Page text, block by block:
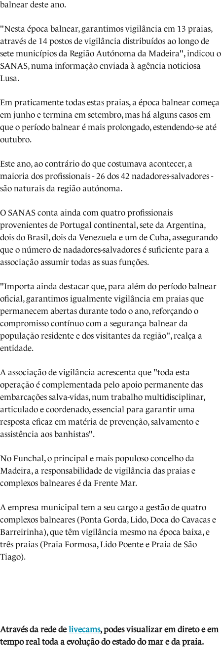
balnear deste ano.
"Nesta época balnear, garantimos vigilância em 13 praias,
através de 14 postos de vigilância distribuídos ao longo de
sete municípios da Região Autónoma da Madeira", indicou o
SANAS, numa informação enviada à agência noticiosa
Lusa.
Em praticamente todas estas praias, a época balnear começa
em junho e termina em setembro, mas há alguns casos em
que o período balnear é mais prolongado, estendendo-se até
outubro.
Este ano, ao contrário do que costumava acontecer, a
maioria dos profissionais - 26 dos 42 nadadores-salvadores -
são naturais da região autónoma.
O SANAS conta ainda com quatro profissionais
provenientes de Portugal continental, sete da Argentina,
dois do Brasil, dois da Venezuela e um de Cuba, assegurando
que o número de nadadores-salvadores é suficiente para a
associação assumir todas as suas funções.
"Importa ainda destacar que, para além do período balnear
oficial, garantimos igualmente vigilância em praias que
permanecem abertas durante todo o ano, reforçando o
compromisso contínuo com a segurança balnear da
população residente e dos visitantes da região", realça a
entidade.
A associação de vigilância acrescenta que "toda esta
operação é complementada pelo apoio permanente das
embarcações salva-vidas, num trabalho multidisciplinar,
articulado e coordenado, essencial para garantir uma
resposta eficaz em matéria de prevenção, salvamento e
assistência aos banhistas".
No Funchal, o principal e mais populoso concelho da
Madeira, a responsabilidade de vigilância das praias e
complexos balneares é da Frente Mar.
A empresa municipal tem a seu cargo a gestão de quatro
complexos balneares (Ponta Gorda, Lido, Doca do Cavacas e
Barreirinha), que têm vigilância mesmo na época baixa, e
três praias (Praia Formosa, Lido Poente e Praia de São
Tiago).
Através da rede delivecams, podes visualizar em direto e em
tempo real toda a evolução do estado do mar e da praia.